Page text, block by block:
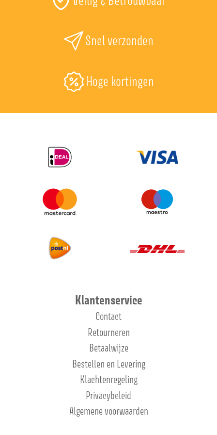
Snel verzonden
Hoge kortingen
Klantenservice
Contact
Retourneren
Betaalwijze
Bestellen en Levering
Klachtenregeling
Privacybeleid
Algemene voorwaarden